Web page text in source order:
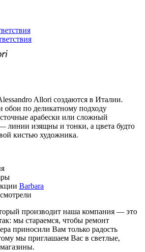
Allori создаются в Италии.
обои по деликатному подходу
арабески или сложный
линии изящны и тонки, а цвета будто
кистью художника.
Barbara
производит наша компания — это
мы стараемся, чтобы ремонт
приносили Вам только радость
мы приглашаем Вас в светлые,